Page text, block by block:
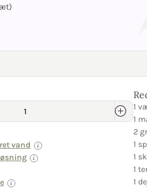
vand
1
1
2
1
1
1
1